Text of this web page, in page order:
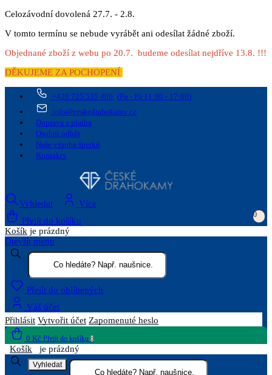
Celozávodní dovolená 27.7. - 2.8.
V tomto termínu se nebude vyrábět ani odesílat žádné zboží.
Objednané zboží z webu po 20.7. budeme odesílat nejdříve 13.8. !!!
DĚKUJEME ZA POCHOPENÍ
+420 725 535 406 (Po - Pá 11:00 - 17:00)
info@ceskedrahokamy.cz
Doprava a platba
Osobní odběr
Naše výroba šperků
Kontakty
Vyhledat
Více
Přejít do košíku
0
Košík je prázdný
Otevřít menu
Přejít do oblíbených
Váš účet
Přihlásit Vytvořit účet Zapomenuté heslo
0 Kč Přejít do košíku 0
Košík je prázdný
Vyhledat